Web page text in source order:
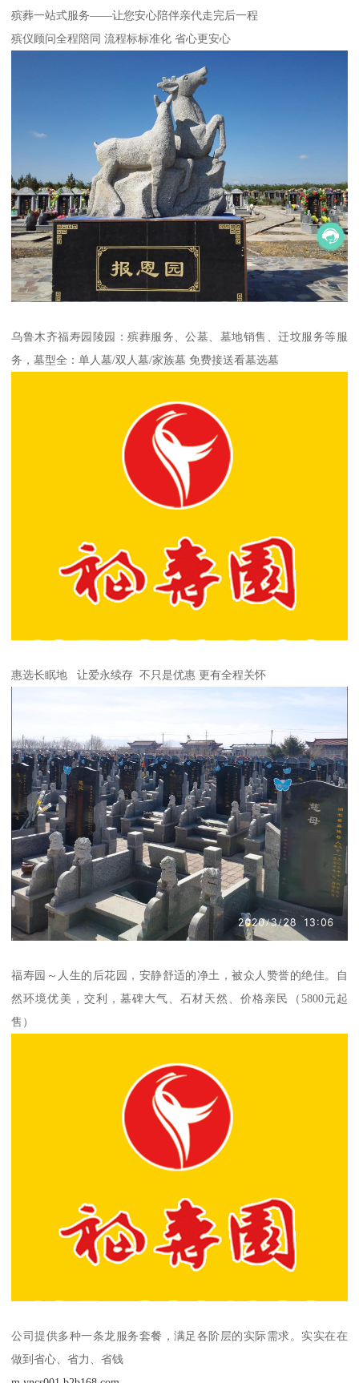
殡葬一站式服务——让您安心陪伴亲代走完后一程
殡仪顾问全程陪同 流程标标准化 省心更安心
乌鲁木齐福寿园陵园：殡葬服务、公墓、墓地销售、迁坟服务等服
务，墓型全：单人墓/双人墓/家族墓 免费接送看墓选墓
惠选长眠地 让爱永续存 不只是优惠 更有全程关怀
福寿园～人生的后花园，安静舒适的净土，被众人赞誉的绝佳。自
然环境优美，交利，墓碑大气、石材天然、价格亲民（5800元起
售）
公司提供多种一条龙服务套餐，满足各阶层的实际需求。实实在在
做到省心、省力、省钱